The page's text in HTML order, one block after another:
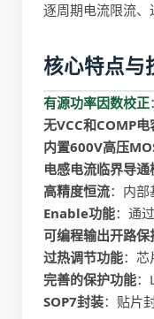
逐周期电流限流
核心特点与
有源功率因数校正
无VCC和COMP电
内置600V高压
电感电流临界导
高精度恒流：内
Enable功能：通
可编程输出开路保
过热调节功能：
完善的保护功能
SOP7封装：贴片